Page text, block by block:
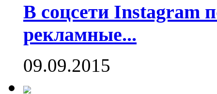
В соцсети Instagram
рекламные...
09.09.2015